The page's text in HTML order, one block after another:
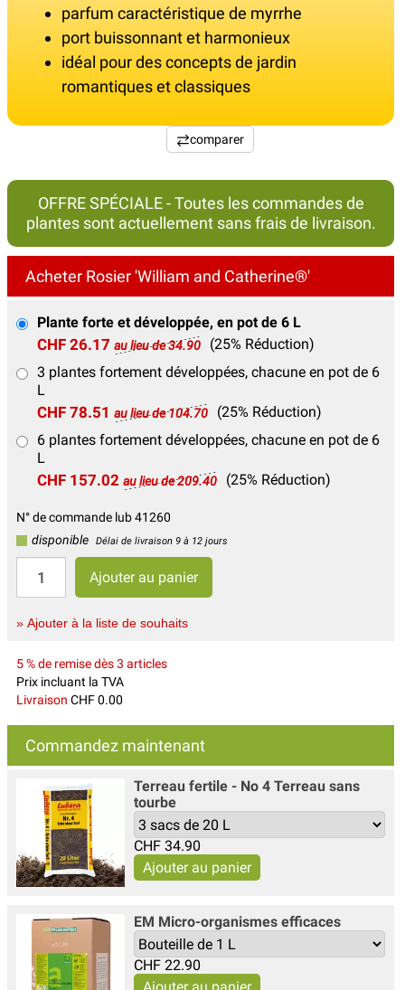
parfum caractéristique de myrrhe
port buissonnant et harmonieux
idéal pour des concepts de jardin
romantiques et classiques
comparer
OFFRE SPÉCIALE - Toutes les commandes de
plantes sont actuellement sans frais de livraison.
Acheter Rosier 'William and Catherine®'
Plante forte et développée, en pot de 6 L
CHF 26.17 au lieu de 34.90
(25% Réduction)
3 plantes fortement développées, chacune en pot de 6
L
CHF 78.51 au lieu de 104.70
(25% Réduction)
6 plantes fortement développées, chacune en pot de 6
L
CHF 157.02 au lieu de 209.40 (25% Réduction)
N° de commande lub 41260
disponible
Délai de livraison 9 à 12 jours
» Ajouter à la liste de souhaits
5 % de remise dès 3 articles
Prix incluant la TVA
Livraison CHF 0.00
Commandez maintenant
Terreau fertile - No 4 Terreau sans
tourbe
CHF 34.90
EM Micro-organismes efficaces
CHF 22.90